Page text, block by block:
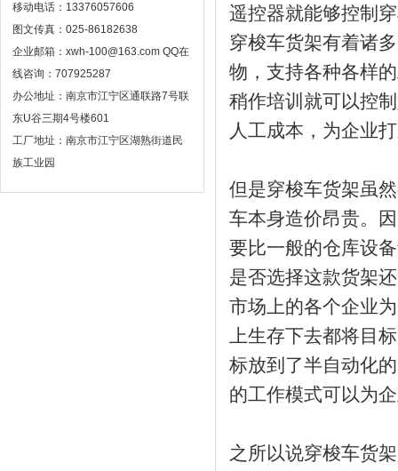
移动电话：13376057606
图文传真：025-86182638
企业邮箱：xwh-100@163.com QQ在
线咨询：707925287
办公地址：南京市江宁区通联路7号联
东U谷三期4号楼601
工厂地址：南京市江宁区湖熟街道民
族工业园
遥控器就能够控制
穿梭车货架有着诸
物，支持各种各样
稍作培训就可以控
人工成本，为企业
但是穿梭车货架虽
车本身造价昂贵。
要比一般的仓库设
是否选择这款货架
市场上的各个企业
上生存下去都将目
标放到了半自动化
的工作模式可以为
之所以说穿梭车货